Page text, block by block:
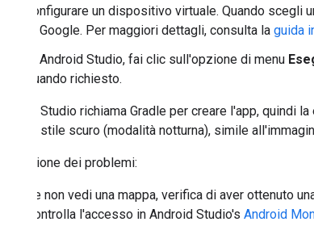
configurare un dispositivo virtuale. Quando
di Google. Per maggiori dettagli, consulta la guida
In Android Studio, fai clic sull'opzione di menu
quando richiesto.
Android Studio richiama Gradle per creare l'app,
con uno stile scuro (modalità notturna), simile
Risoluzione dei problemi:
Se non vedi una mappa, verifica di aver ottenuto
Controlla l'accesso in Android Studio's Android